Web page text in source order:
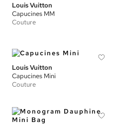
Louis Vuitton
Capucines MM
Couture
Louis Vuitton
Capucines Mini
Couture